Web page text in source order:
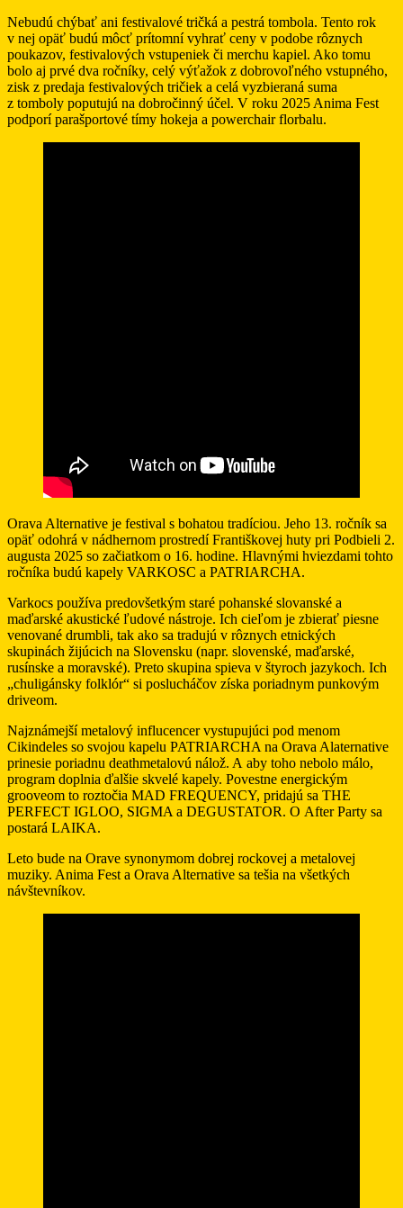
Nebudú chýbať ani festivalové tričká a pestrá tombola. Tento rok
v nej opäť budú môcť prítomní vyhrať ceny v podobe rôznych
poukazov, festivalových vstupeniek či merchu kapiel. Ako tomu
bolo aj prvé dva ročníky, celý výťažok z dobrovoľného vstupného,
zisk z predaja festivalových tričiek a celá vyzbieraná suma
z tomboly poputujú na dobročinný účel. V roku 2025 Anima Fest
podporí parašportové tímy hokeja a powerchair florbalu.
Orava Alternative je festival s bohatou tradíciou. Jeho 13. ročník sa
opäť odohrá v nádhernom prostredí Františkovej huty pri Podbieli 2.
augusta 2025 so začiatkom o 16. hodine. Hlavnými hviezdami tohto
ročníka budú kapely VARKOSC a PATRIARCHA.
Varkocs používa predovšetkým staré pohanské slovanské a
maďarské akustické ľudové nástroje. Ich cieľom je zbierať piesne
venované drumbli, tak ako sa tradujú v rôznych etnických
skupinách žijúcich na Slovensku (napr. slovenské, maďarské,
rusínske a moravské). Preto skupina spieva v štyroch jazykoch. Ich
„chuligánsky folklór“ si poslucháčov získa poriadnym punkovým
driveom.
Najznámejší metalový influcencer vystupujúci pod menom
Cikindeles so svojou kapelu PATRIARCHA na Orava Alaternative
prinesie poriadnu deathmetalovú nálož. A aby toho nebolo málo,
program doplnia ďalšie skvelé kapely. Povestne energickým
grooveom to roztočia MAD FREQUENCY, pridajú sa THE
PERFECT IGLOO, SIGMA a DEGUSTATOR. O After Party sa
postará LAIKA.
Leto bude na Orave synonymom dobrej rockovej a metalovej
muziky. Anima Fest a Orava Alternative sa tešia na všetkých
návštevníkov.